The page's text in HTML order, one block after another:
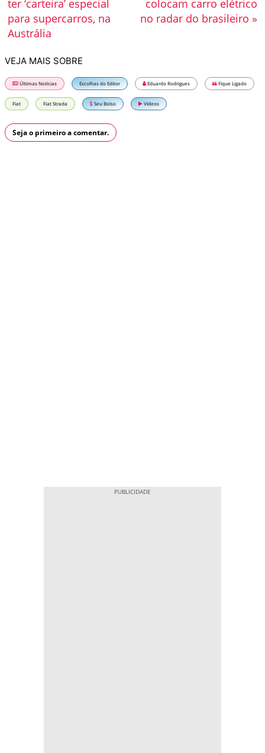
colocam carro elétrico
no radar do brasileiro »
ter ‘carteira’ especial
para supercarros, na
Austrália
VEJA MAIS SOBRE
Últimas Notícias Escolhas do Editor Eduardo Rodrigues Fique Ligado
Fiat Fiat Strada Seu Bolso Vídeos
Seja o primeiro a comentar.